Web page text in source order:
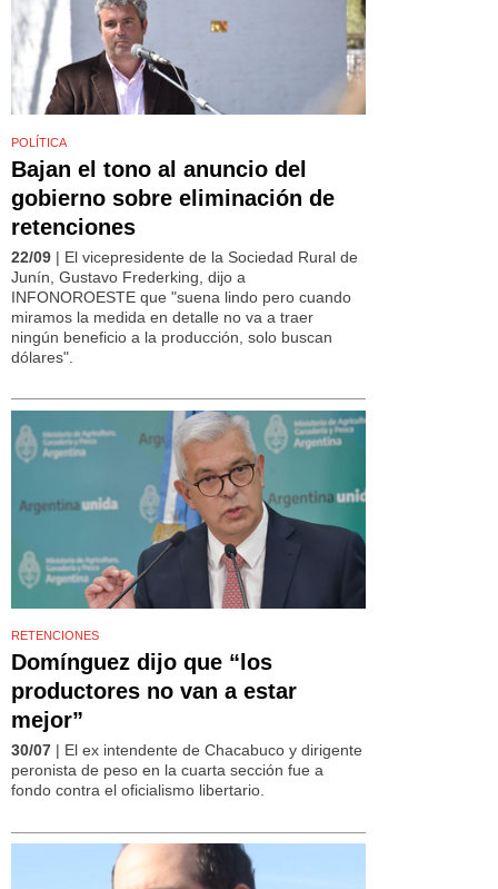
POLÍTICA
Bajan el tono al anuncio del
gobierno sobre eliminación de
retenciones
22/09 | El vicepresidente de la Sociedad Rural de
Junín, Gustavo Frederking, dijo a
INFONOROESTE que "suena lindo pero cuando
miramos la medida en detalle no va a traer
ningún beneficio a la producción, solo buscan
dólares".
RETENCIONES
Domínguez dijo que “los
productores no van a estar
mejor”
30/07 | El ex intendente de Chacabuco y dirigente
peronista de peso en la cuarta sección fue a
fondo contra el oficialismo libertario.